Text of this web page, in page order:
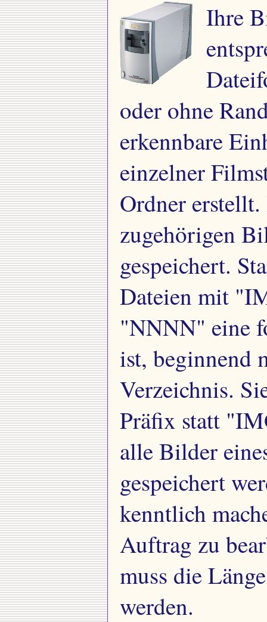
Ihre
oder ohne
erkennbare
einzelner
Ordner
zugehörigen
gespeichert.
Dateien mit
"NNNN" eine
ist, beginnend
Verzeichnis.
Präfix statt
alle Bilder
gespeichert
kenntlich
Auftrag zu
muss die
werden.